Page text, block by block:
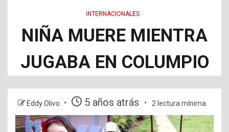
INTERNACIONALES
NIÑA MUERE MIENTRA
JUGABA EN COLUMPIO
Eddy Olivo 5 años atrás 2 lectura mínima